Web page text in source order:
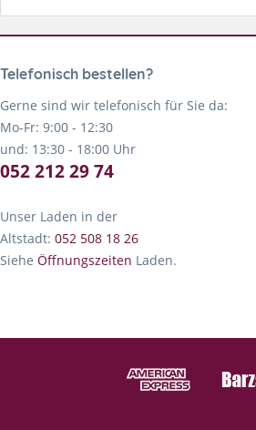
Telefonisch bestellen?
Gerne sind wir telefonisch für Sie da:
Mo-Fr: 9:00 - 12:30
und: 13:30 - 18:00 Uhr
052 212 29 74
Unser Laden in der
Altstadt: 052 508 18 26
Siehe Öffnungszeiten Laden.